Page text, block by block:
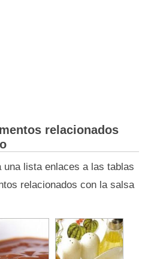
relacionados
lista enlaces a las tablas
relacionados con la salsa